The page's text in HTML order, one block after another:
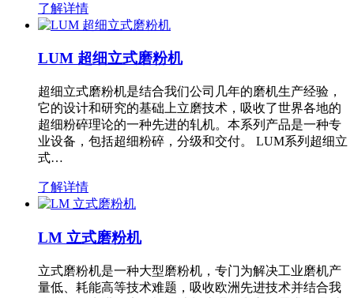
了解详情
LUM 超细立式磨粉机
超细立式磨粉机是结合我们公司几年的磨机生产经验，
它的设计和研究的基础上立磨技术，吸收了世界各地的
超细粉碎理论的一种先进的轧机。本系列产品是一种专
业设备，包括超细粉碎，分级和交付。 LUM系列超细立
式…
了解详情
LM 立式磨粉机
立式磨粉机是一种大型磨粉机，专门为解决工业磨机产
量低、耗能高等技术难题，吸收欧洲先进技术并结合我